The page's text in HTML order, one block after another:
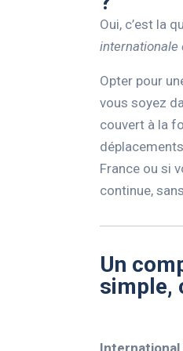
Oui, c’est la
internationale
Opter pour
vous soyez
couvert à la
France ou si
continue,
Un
simple,
International